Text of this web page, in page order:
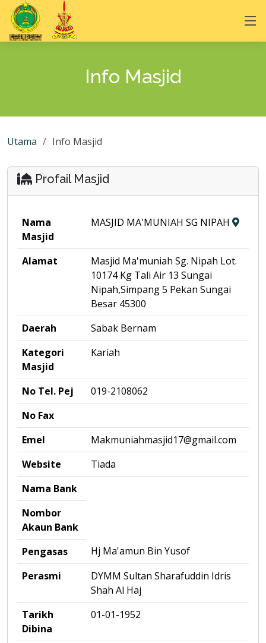
Info Masjid
Utama Info Masjid
Profail Masjid
Nama
Masjid
MASJID MA'MUNIAH SG NIPAH
Alamat
Masjid Ma'muniah Sg. Nipah Lot.
10174 Kg Tali Air 13 Sungai
Nipah,Simpang 5 Pekan Sungai
Besar 45300
Daerah
Sabak Bernam
Kategori
Masjid
Kariah
No Tel. Pej
019-2108062
No Fax
Emel
Makmuniahmasjid17@gmail.com
Website
Tiada
Nama Bank
Nombor
Akaun Bank
Pengasas
Hj Ma'amun Bin Yusof
Perasmi
DYMM Sultan Sharafuddin Idris
Shah Al Haj
Tarikh
Dibina
01-01-1952